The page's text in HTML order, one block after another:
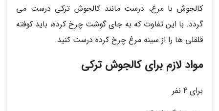
کالجوش با مرغ، درست مانند کالجوش ترکی درست می
گردد. با این تفاوت که به جای گوشت چرخ کرده، باید کوفته
قلقلی ها را از سینه مرغ چرخ کرده درست کنید.
مواد لازم برای کالجوش ترکی
برای 4 نفر